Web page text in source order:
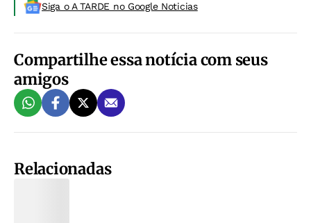
Siga o A TARDE no Google Noticias
Compartilhe essa notícia com seus
amigos
Relacionadas